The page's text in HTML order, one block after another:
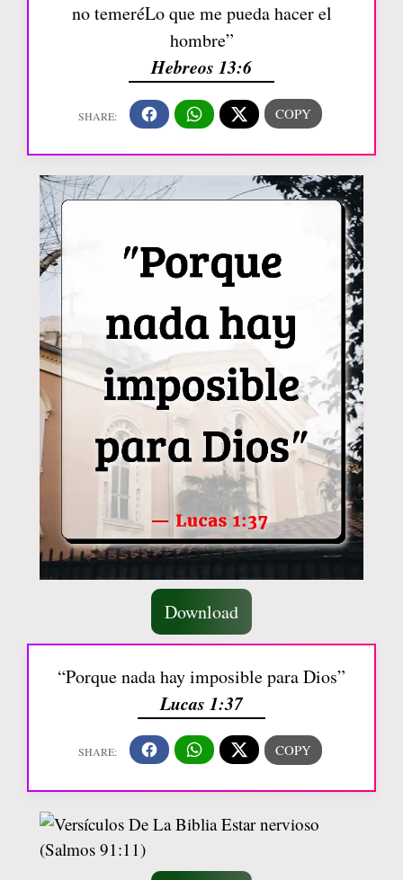
no temeréLo que me pueda hacer el
hombre”
Hebreos 13:6
Download
“Porque nada hay imposible para Dios”
Lucas 1:37